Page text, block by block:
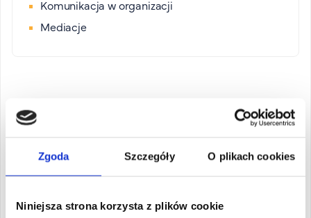
Zgoda Szczegóły O plikach cookies
Niniejsza strona korzysta z plików cookie
Komunikacja w organizacji
Mediacje
Organizacja studiów